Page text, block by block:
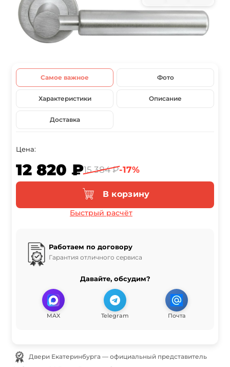
Самое важное Фото
Характеристики Описание
Доставка
Цена:
12 820 ₽15 384 ₽-17%
В корзину
Быстрый расчёт
Работаем по договору
Гарантия отличного сервиса
Давайте, обсудим?
MAX Telegram Почта